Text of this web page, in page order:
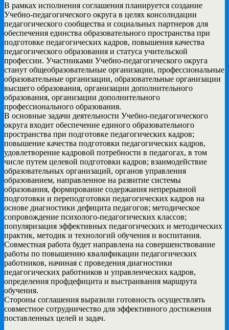
В рамках исполнения соглашения планируется создание
Учебно-педагогического округа в целях консолидации
педагогического сообщества и социальных партнеров для
обеспечения единства образовательного пространства при
подготовке педагогических кадров, повышения качества
педагогического образования и статуса учительской
профессии. Участниками Учебно-педагогического округа
станут общеобразовательные организации, профессиональные
образовательные организации, образовательные организации
высшего образования, организации дополнительного
образования, организации дополнительного
профессионального образования.
В основные задачи деятельности Учебно-педагогического
округа входит обеспечение единого образовательного
пространства при подготовке педагогических кадров;
повышение качества подготовки педагогических кадров,
удовлетворение кадровой потребности в педагогах, в том
числе путем целевой подготовки кадров; взаимодействие
образовательных организаций, органов управления
образованием, направленное на развитие системы
образования, формирование содержания непрерывной
подготовки и переподготовки педагогических кадров на
основе диагностики дефицита педагогов; методическое
сопровождение психолого-педагогических классов;
популяризация эффективных педагогических и методических
практик, методик и технологий обучения и воспитания.
Совместная работа будет направлена на совершенствование
работы по повышению квалификации педагогических
работников, начиная с проведения диагностики
педагогических работников и управленческих кадров,
определения профдефицита и выстраивания маршрута
обучения.
Стороны соглашения выразили готовность осуществлять
совместное сотрудничество для эффективного достижения
поставленных целей и задач.